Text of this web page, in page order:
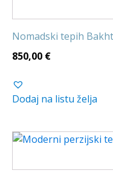
Nomadski tepih
850,00 €
Dodaj na listu želja